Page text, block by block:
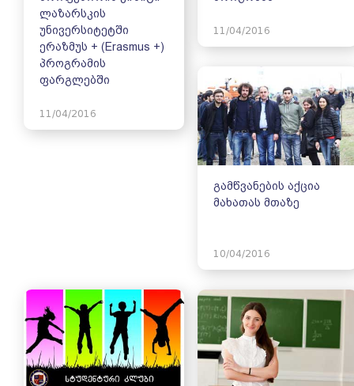
ლაზარსკის
უნივერსიტეტში
ერაზმუს + (Erasmus +)
პროგრამის
ფარგლებში
11/04/2016
11/04/2016
გამწვანების აქცია
მახათას მთაზე
10/04/2016